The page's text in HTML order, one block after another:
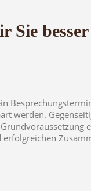
Sie besser
werden.